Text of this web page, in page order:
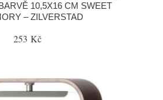
10,5X16 CM SWEET
– ZILVERSTAD
253 Kč